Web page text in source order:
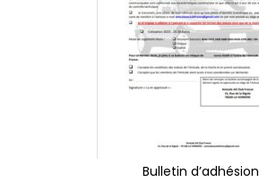
Bulletin d’adhésion